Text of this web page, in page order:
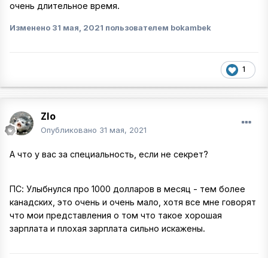
очень длительное время.
Изменено 31 мая, 2021 пользователем bokambek
1
Zlo
Опубликовано 31 мая, 2021
А что у вас за специальность, если не секрет?
ПС: Улыбнулся про 1000 долларов в месяц - тем более
канадских, это очень и очень мало, хотя все мне говорят
что мои представления о том что такое хорошая
зарплата и плохая зарплата сильно искажены.